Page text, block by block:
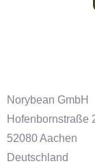
Norybean GmbH
Hofenbornstraße
52080 Aachen
Deutschland